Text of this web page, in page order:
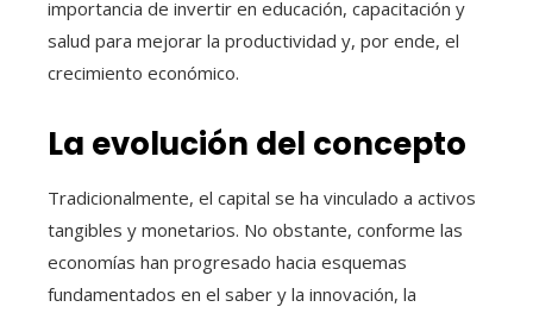
importancia de invertir en educación, capacitación y
salud para mejorar la productividad y, por ende, el
crecimiento económico.
La evolución del concepto
Tradicionalmente, el capital se ha vinculado a activos
tangibles y monetarios. No obstante, conforme las
economías han progresado hacia esquemas
fundamentados en el saber y la innovación, la